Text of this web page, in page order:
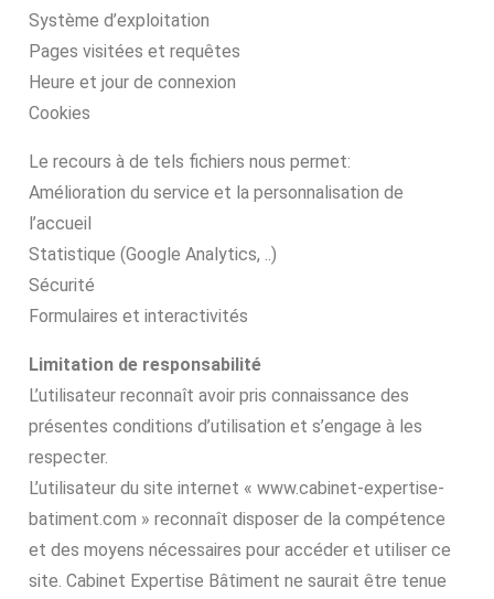
Système d’exploitation
Pages visitées et requêtes
Heure et jour de connexion
Cookies
Le recours à de tels fichiers nous permet:
Amélioration du service et la personnalisation de
l’accueil
Statistique (Google Analytics, ..)
Sécurité
Formulaires et interactivités
Limitation de responsabilité
L’utilisateur reconnaît avoir pris connaissance des
présentes conditions d’utilisation et s’engage à les
respecter.
L’utilisateur du site internet « www.cabinet-expertise-
batiment.com » reconnaît disposer de la compétence
et des moyens nécessaires pour accéder et utiliser ce
site. Cabinet Expertise Bâtiment ne saurait être tenue